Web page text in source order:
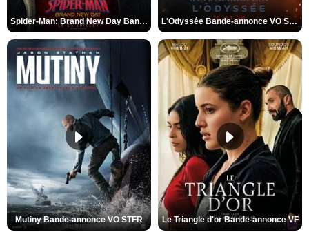
Spider-Man: Brand New Day Bande-annonce VO STFR L'Odyssée Bande-annonce VO STFR
Mutiny Bande-annonce VO STFR Le Triangle d'or Bande-annonce VF